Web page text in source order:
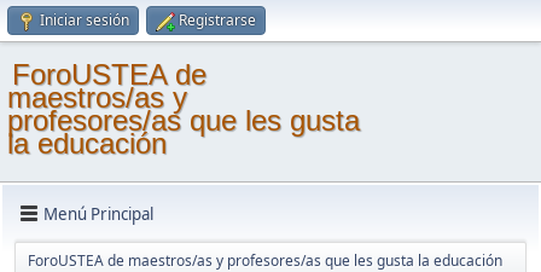
Iniciar sesión Registrarse
ForoUSTEA de
maestros/as y
profesores/as que les gusta
la educación
Menú Principal
ForoUSTEA de maestros/as y profesores/as que les gusta la educación